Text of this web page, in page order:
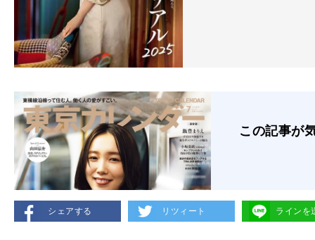
この記事が
シェアする リツィート ラインを